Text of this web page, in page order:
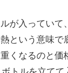
が入ってい
という意味
くなるのと